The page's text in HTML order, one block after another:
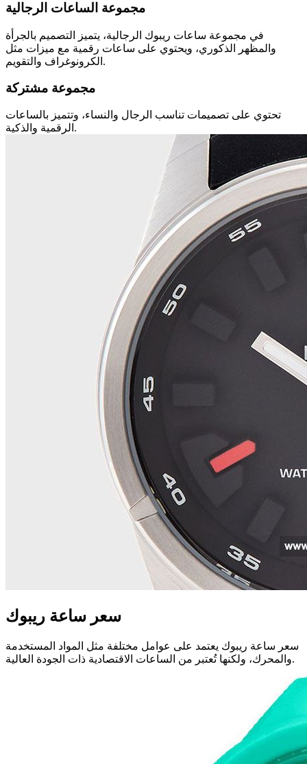
مجموعة الساعات الرجالية
في مجموعة ساعات ريبوك الرجالية، يتميز التصميم بالجرأة
والمظهر الذكوري، ويحتوي على ساعات رقمية مع ميزات مثل
الكرونوغراف والتقويم.
مجموعة مشتركة
تحتوي على تصميمات تناسب الرجال والنساء، وتتميز بالساعات
الرقمية والذكية.
سعر ساعة ريبوك
سعر ساعة ريبوك يعتمد على عوامل مختلفة مثل المواد المستخدمة
والمحرك، ولكنها تُعتبر من الساعات الاقتصادية ذات الجودة العالية.